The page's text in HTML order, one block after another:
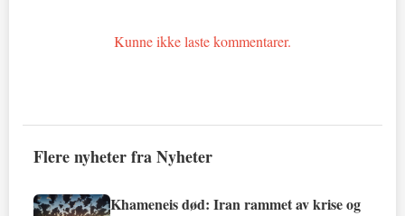
Kunne ikke laste kommentarer.
Flere nyheter fra Nyheter
Khameneis død: Iran rammet av krise og